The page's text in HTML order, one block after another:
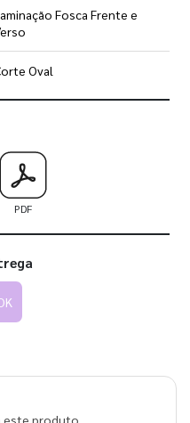
Fosca Frente e
Oval
os nossos gabaritos
PDF
este produto